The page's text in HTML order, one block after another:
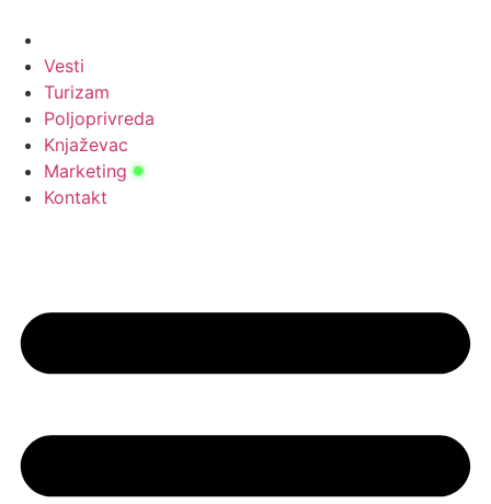
садржај
Vesti
Turizam
Poljoprivreda
Knjaževac
Marketing
Kontakt